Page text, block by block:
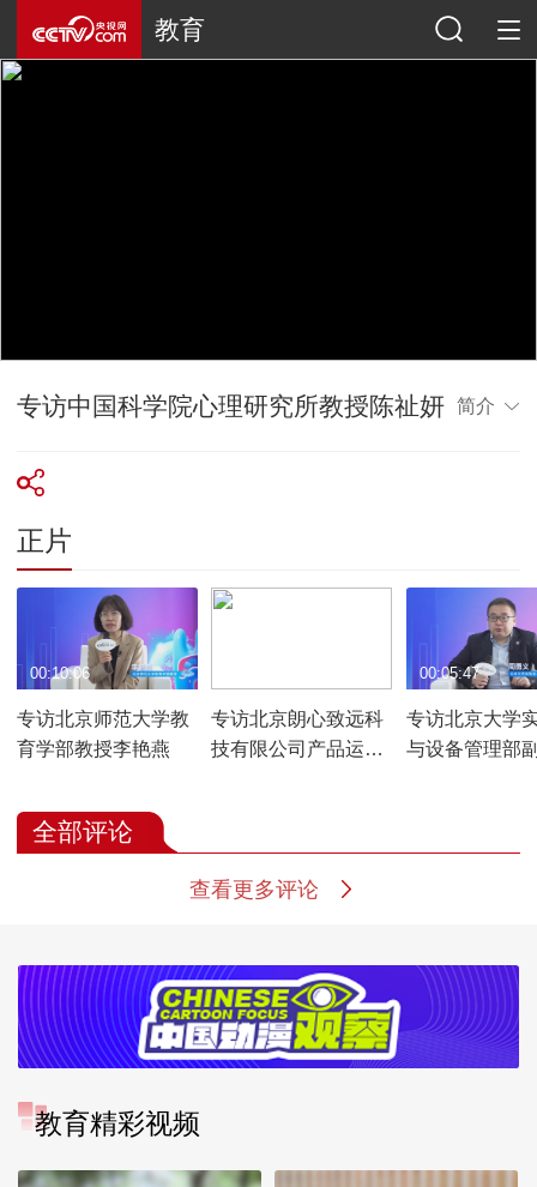
教育
专访中国科学院心理研究所教授陈祉妍 简介
正片
专访北京师范大学教
育学部教授李艳燕
00:10:06
专访北京朗心致远科
技有限公司产品运营
专访北京大学
与设备管理部
00:05:47
全部评论
查看更多评论
教育精彩视频